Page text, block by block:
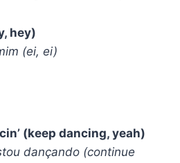
hey)
(ei, ei)
(keep dancing, yeah)
dançando (continue